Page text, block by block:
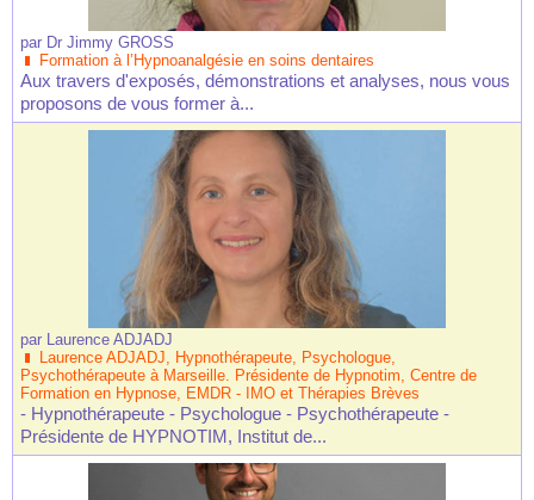
par Dr Jimmy GROSS
Formation à l’Hypnoanalgésie en soins dentaires
Aux travers d'exposés, démonstrations et analyses, nous vous
proposons de vous former à...
par Laurence ADJADJ
Laurence ADJADJ, Hypnothérapeute, Psychologue,
Psychothérapeute à Marseille. Présidente de Hypnotim, Centre de
Formation en Hypnose, EMDR - IMO et Thérapies Brèves
- Hypnothérapeute - Psychologue - Psychothérapeute -
Présidente de HYPNOTIM, Institut de...